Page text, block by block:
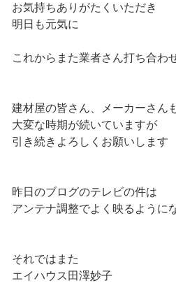
お気持ちありがたくいただき
明日も元気に
これからまた業者さん打ち合わ
建材屋の皆さん、メーカーさん
大変な時期が続いていますが
引き続きよろしくお願いします
昨日のブログのテレビの件は
アンテナ調整でよく映るように
それではまた
エイハウス田澤妙子